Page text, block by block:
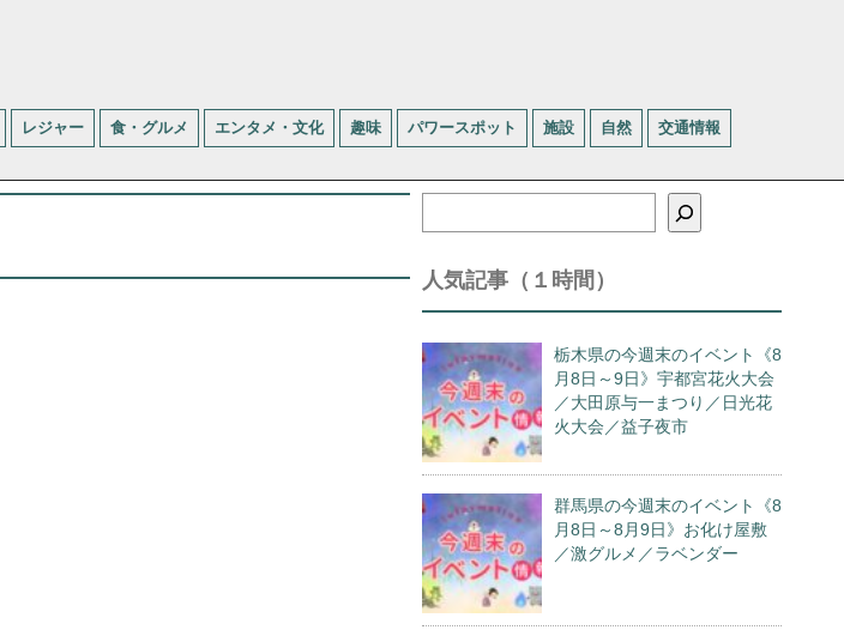
レジャー 食・グルメ エンタメ・文化 趣味 パワースポット 施設 自然 交通情報
索
人気記事（１時間）
栃木県の今週末のイベント《8
月8日～9日》宇都宮花火大会
／大田原与一まつり／日光花
火大会／益子夜市
群馬県の今週末のイベント《8
月8日～8月9日》お化け屋敷
／激グルメ／ラベンダー